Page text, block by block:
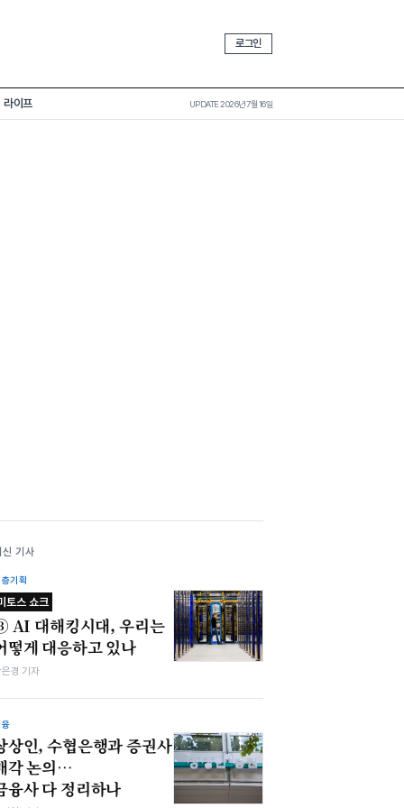
로그인
라이프 UPDATE 2026년 7월 16일
신 기사
기획
토스 쇼크
AI 대해킹시대, 우리는
떻게 대응하고 있나
은경 기자
상인, 수협은행과 증권사
각 논의…
융사 다 정리하나